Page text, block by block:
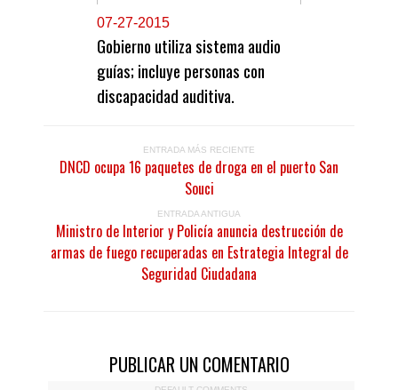
07-27-2015
Gobierno utiliza sistema audio
guías; incluye personas con
discapacidad auditiva.
ENTRADA MÁS RECIENTE
DNCD ocupa 16 paquetes de droga en el puerto San
Souci
ENTRADA ANTIGUA
Ministro de Interior y Policía anuncia destrucción de
armas de fuego recuperadas en Estrategia Integral de
Seguridad Ciudadana
PUBLICAR UN COMENTARIO